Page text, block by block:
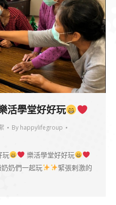
活學堂好好玩
By happylifegroup
玩
樂活學堂好好玩
奶們一起玩
緊張剌激的